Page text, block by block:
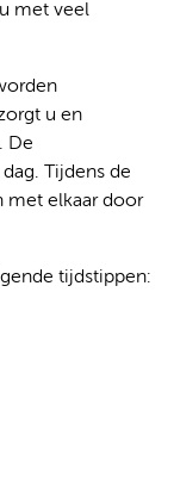
met veel
u en
De
Tijdens de
met elkaar door
tijdstippen: